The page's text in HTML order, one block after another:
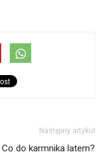
Następny artykuł
Co do karmnika latem?